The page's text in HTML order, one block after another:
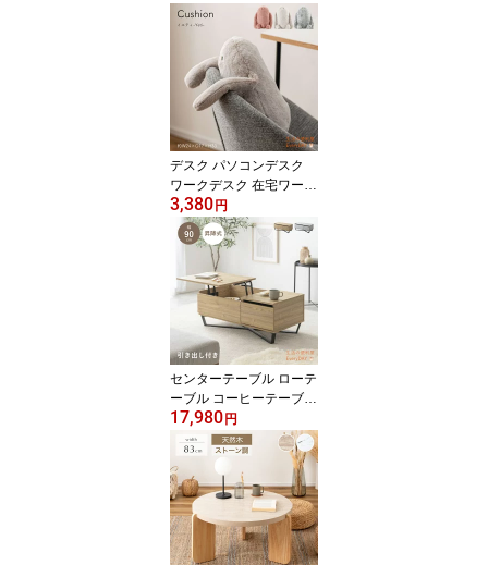
き出し付きテレビ台 奥行
35.7cm 高さ32cm 引き出
し付き 省スペース コン
パクト スリム 天然木 木
製 アイアン ラタン 木目
調 北欧 韓国インテリア
ヴィンテージ
デスク パソコンデスク
ワークデスク 在宅ワーク
ぶら下がりクッション イ
エティ 省スペース コン
パクト スリム 天然木 木
製 アイアン ラタン 木目
調 北欧 韓国インテリア
ヴィンテージ モダン ナ
チュラル シンプル おし
ゃれ 一人暮らし 新生活
姿勢
3,380 円
センターテーブル ローテ
ーブル コーヒーテーブル
リビングテーブル 幅90c
m Reveur 昇降式引き出
し付きセンターテーブル
奥行45cm 高さ36cm 引
き出し付き 省スペース
コンパクト スリム 天然
木 木製 スチール アイア
ン ラタン 木目調
17,980 円